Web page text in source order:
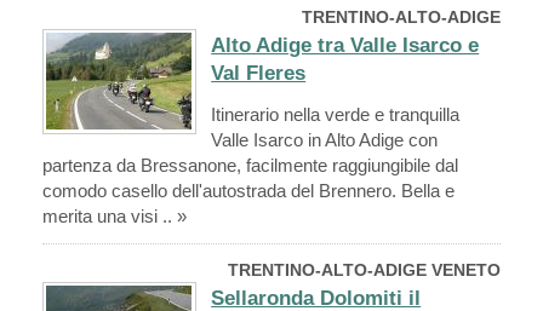
TRENTINO-ALTO-ADIGE
Alto Adige tra Valle Isarco e
Val Fleres
Itinerario nella verde e tranquilla
Valle Isarco in Alto Adige con
partenza da Bressanone, facilmente raggiungibile dal
comodo casello dell'autostrada del Brennero. Bella e
merita una visi .. »
TRENTINO-ALTO-ADIGE VENETO
Sellaronda Dolomiti il